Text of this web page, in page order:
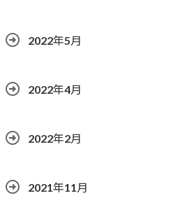
2022年5月
2022年4月
2022年2月
2021年11月